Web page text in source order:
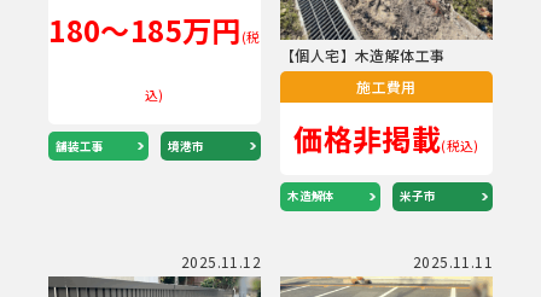
180～185万円(税
込)
舗装工事 境港市
【個人宅】木造解体工事
施工費用
価格非掲載(税込)
木造解体 米子市
2025.11.12 2025.11.11